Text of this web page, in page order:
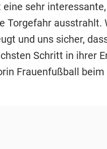
eine sehr
Torgefahr ausstrahlt.
und uns sicher,
Schritt in ihrer
Frauenfußball beim